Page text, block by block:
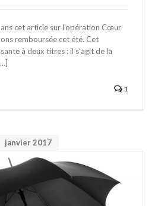
cet article sur l'opération Cœur
remboursée cet été. Cet
à deux titres : il s'agit de la
1
janvier 2017